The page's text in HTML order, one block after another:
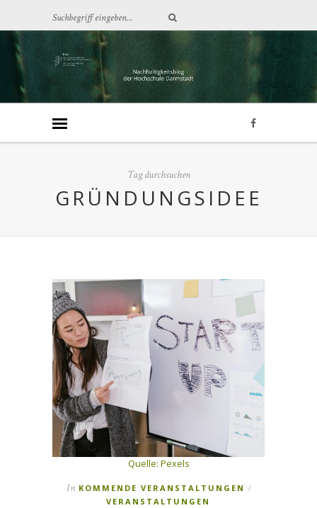
Tag durchsuchen
GRÜNDUNGSIDEE
Quelle: Pexels
In KOMMENDE VERANSTALTUNGEN /
VERANSTALTUNGEN